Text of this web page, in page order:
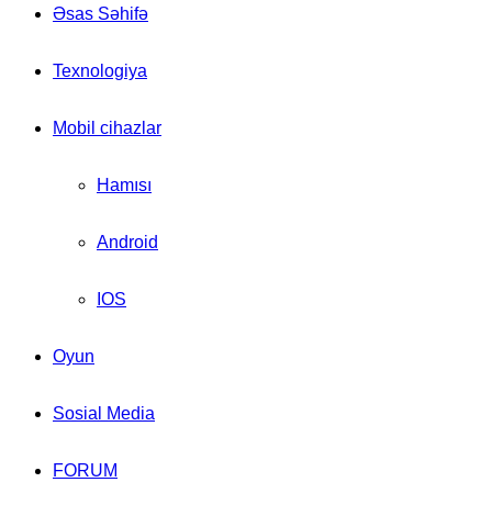
Əsas Səhifə
Texnologiya
Mobil cihazlar
Hamısı
Android
IOS
Oyun
Sosial Media
FORUM